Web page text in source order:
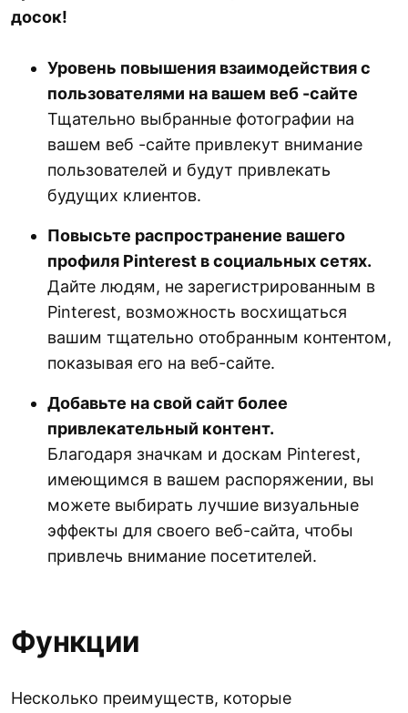
досок!
Уровень повышения взаимодействия с
пользователями на вашем веб -сайте
Тщательно выбранные фотографии на
вашем веб -сайте привлекут внимание
пользователей и будут привлекать
будущих клиентов.
Повысьте распространение вашего
профиля Pinterest в социальных сетях.
Дайте людям, не зарегистрированным в
Pinterest, возможность восхищаться
вашим тщательно отобранным контентом,
показывая его на веб-сайте.
Добавьте на свой сайт более
привлекательный контент.
Благодаря значкам и доскам Pinterest,
имеющимся в вашем распоряжении, вы
можете выбирать лучшие визуальные
эффекты для своего веб-сайта, чтобы
привлечь внимание посетителей.
Функции
Несколько преимуществ, которые